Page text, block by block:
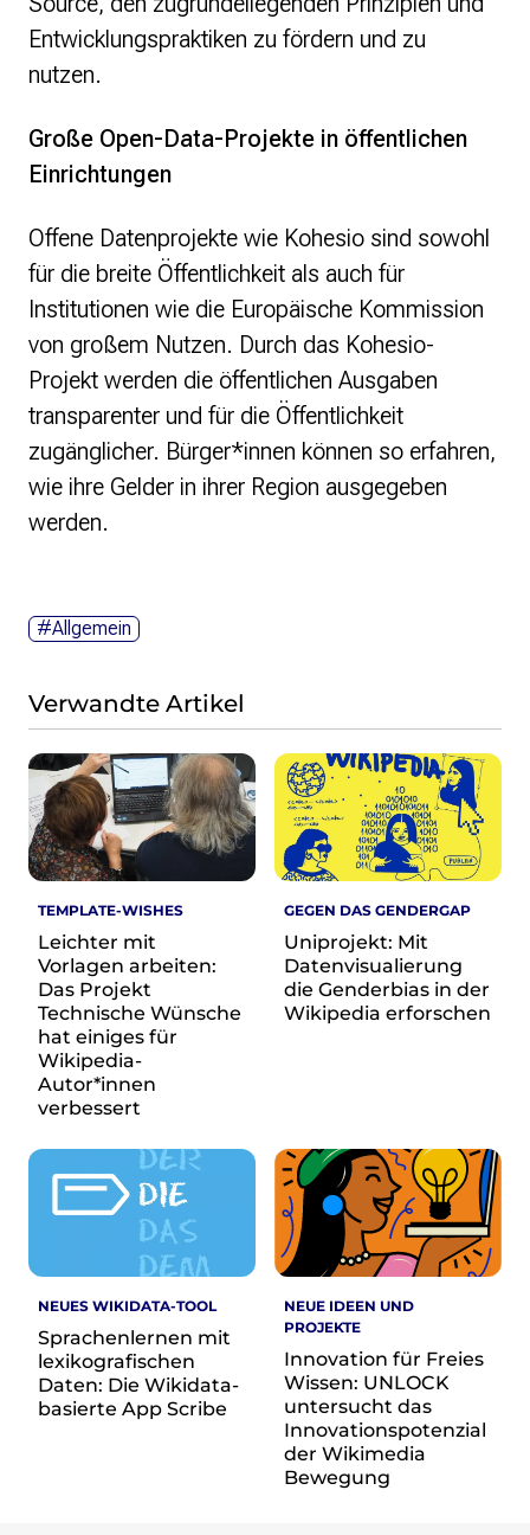
Entwicklungspraktiken zu fördern und zu
nutzen.
Große Open-Data-Projekte in öffentlichen
Einrichtungen
Offene Datenprojekte wie Kohesio sind sowohl
für die breite Öffentlichkeit als auch für
Institutionen wie die Europäische Kommission
von großem Nutzen. Durch das Kohesio-
Projekt werden die öffentlichen Ausgaben
transparenter und für die Öffentlichkeit
zugänglicher. Bürger*innen können so erfahren,
wie ihre Gelder in ihrer Region ausgegeben
werden.
#Allgemein
Verwandte Artikel
TEMPLATE-WISHES
Leichter mit
Vorlagen arbeiten:
Das Projekt
Technische Wünsche
hat einiges für
Wikipedia-
Autor*innen
verbessert
GEGEN DAS GENDERGAP
Uniprojekt: Mit
Datenvisualierung
die Genderbias in der
Wikipedia erforschen
NEUES WIKIDATA-TOOL
Sprachenlernen mit
lexikografischen
Daten: Die Wikidata-
basierte App Scribe
NEUE IDEEN UND
PROJEKTE
Innovation für Freies
Wissen: UNLOCK
untersucht das
Innovationspotenzial
der Wikimedia
Bewegung